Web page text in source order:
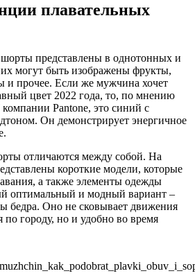
плавательных
представлены в однотонных и
могут быть изображены фрукты,
и прочее. Если же мужчина хочет
цвет 2022 года, то, по мнению
Pantone, это синий с
Он демонстрирует энергичное
отличаются между собой. На
короткие модели, которые
а также элементы одежды
оптимальный и модный вариант –
бедра. Оно не сковывает движения
городу, но и удобно во время